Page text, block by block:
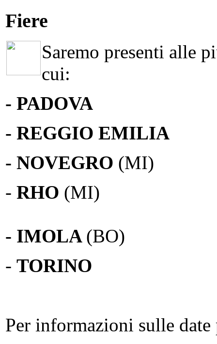
Fiere
Saremo presenti alle
cui:
- PADOVA
- REGGIO EMILIA
- NOVEGRO (MI)
- RHO (MI)
- IMOLA (BO)
- TORINO
Per informazioni sulle